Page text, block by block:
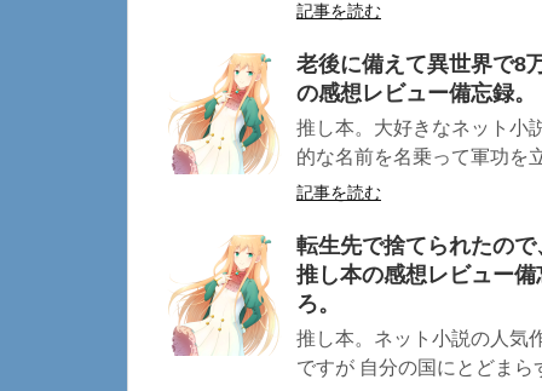
記事を読む
老後に備えて異世界で
の感想レビュー備忘録
推し本。大好きなネット小
的な名前を名乗って軍功を
記事を読む
転生先で捨てられたの
推し本の感想レビュー
ろ。
推し本。ネット小説の人気
ですが 自分の国にとどま